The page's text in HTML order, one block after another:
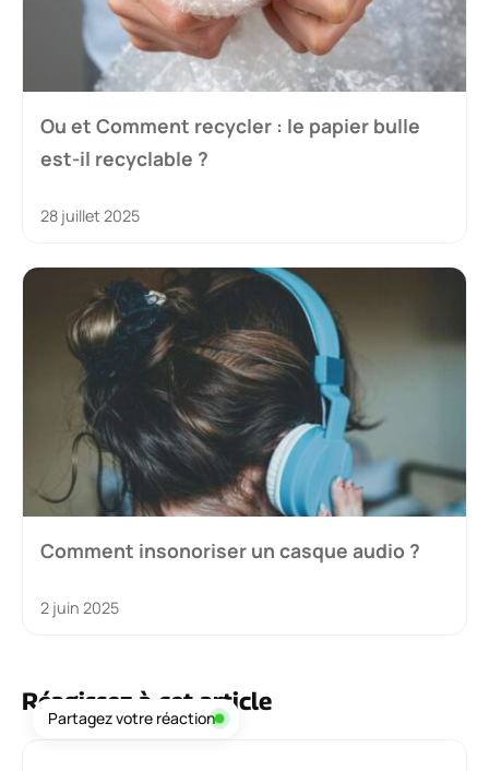
Ou et Comment recycler : le papier bulle
est-il recyclable ?
28 juillet 2025
Comment insonoriser un casque audio ?
2 juin 2025
Réagissez à cet article
Partagez votre réaction